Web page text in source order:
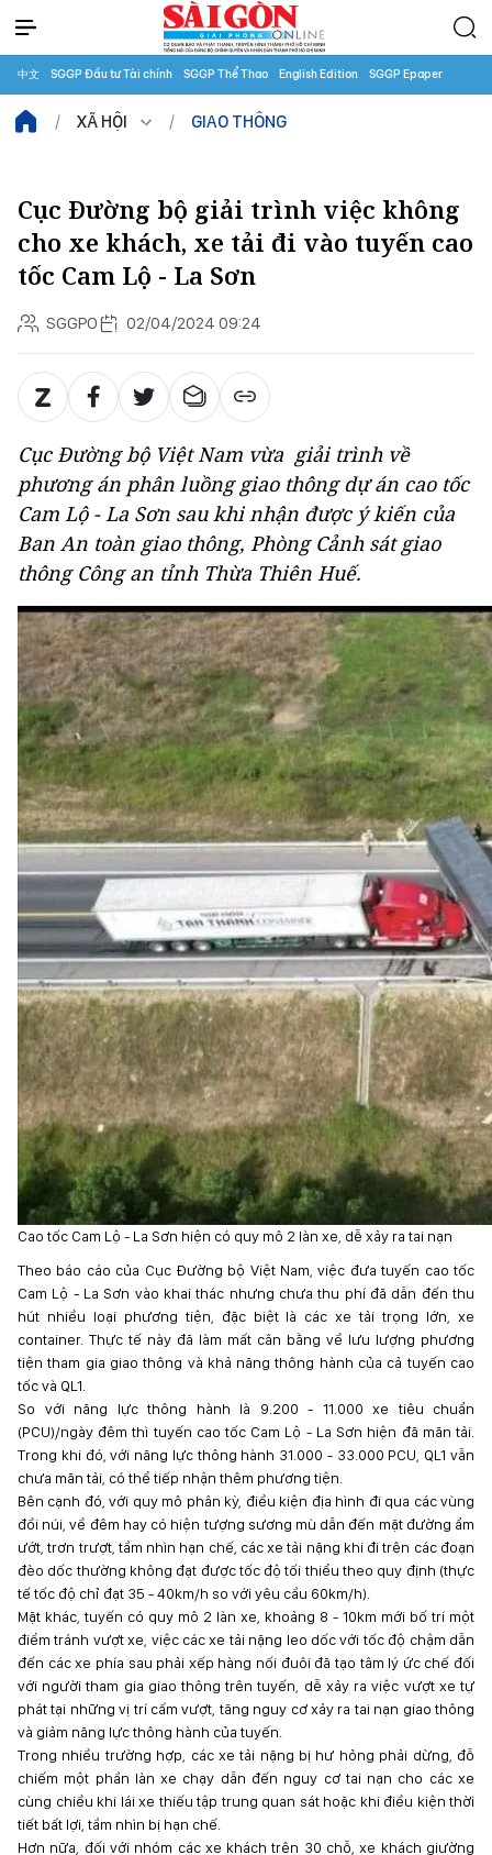
中文 SGGP Đầu tư Tài chính SGGP Thể Thao English Edition SGGP Epaper
XÃ HỘI GIAO THÔNG
Cục Đường bộ giải trình việc không
cho xe khách, xe tải đi vào tuyến cao
tốc Cam Lộ - La Sơn
SGGPO 02/04/2024 09:24
Cục Đường bộ Việt Nam vừa giải trình về
phương án phân luồng giao thông dự án cao tốc
Cam Lộ - La Sơn sau khi nhận được ý kiến của
Ban An toàn giao thông, Phòng Cảnh sát giao
thông Công an tỉnh Thừa Thiên Huế.
Cao tốc Cam Lộ - La Sơn hiện có quy mô 2 làn xe, dễ xảy ra tai nạn
Theo báo cáo của Cục Đường bộ Việt Nam, việc đưa tuyến cao tốc
Cam Lộ - La Sơn vào khai thác nhưng chưa thu phí đã dẫn đến thu
hút nhiều loại phương tiện, đặc biệt là các xe tải trọng lớn, xe
container. Thực tế này đã làm mất cân bằng về lưu lượng phương
tiện tham gia giao thông và khả năng thông hành của cả tuyến cao
tốc và QL1.
So với năng lực thông hành là 9.200 - 11.000 xe tiêu chuẩn
(PCU)/ngày đêm thì tuyến cao tốc Cam Lộ - La Sơn hiện đã mãn tải.
Trong khi đó, với năng lực thông hành 31.000 - 33.000 PCU, QL1 vẫn
chưa mãn tải, có thể tiếp nhận thêm phương tiện.
Bên cạnh đó, với quy mô phân kỳ, điều kiện địa hình đi qua các vùng
đồi núi, về đêm hay có hiện tượng sương mù dẫn đến mặt đường ẩm
ướt, trơn trượt, tầm nhìn hạn chế, các xe tải nặng khi đi trên các đoạn
đèo dốc thường không đạt được tốc độ tối thiểu theo quy định (thực
tế tốc độ chỉ đạt 35 - 40km/h so với yêu cầu 60km/h).
Mặt khác, tuyến có quy mô 2 làn xe, khoảng 8 - 10km mới bố trí một
điểm tránh vượt xe, việc các xe tải nặng leo dốc với tốc độ chậm dẫn
đến các xe phía sau phải xếp hàng nối đuôi đã tạo tâm lý ức chế đối
với người tham gia giao thông trên tuyến, dễ xảy ra việc vượt xe tự
phát tại những vị trí cấm vượt, tăng nguy cơ xảy ra tai nạn giao thông
và giảm năng lực thông hành của tuyến.
Trong nhiều trường hợp, các xe tải nặng bị hư hỏng phải dừng, đỗ
chiếm một phần làn xe chạy dẫn đến nguy cơ tai nạn cho các xe
cùng chiều khi lái xe thiếu tập trung quan sát hoặc khi điều kiện thời
tiết bất lợi, tầm nhìn bị hạn chế.
Hơn nữa, đối với nhóm các xe khách trên 30 chỗ, xe khách giường